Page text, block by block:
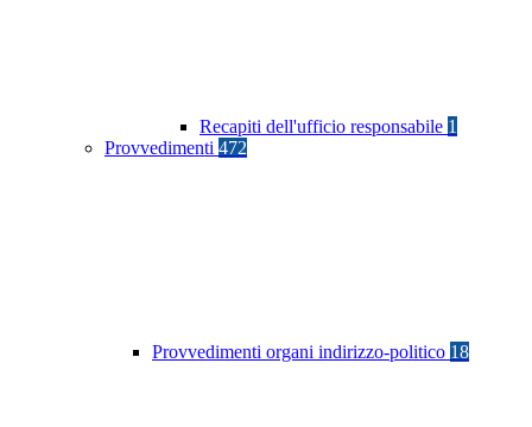
Recapiti dell'ufficio responsabile 1
Provvedimenti 472
Provvedimenti organi indirizzo-politico 18